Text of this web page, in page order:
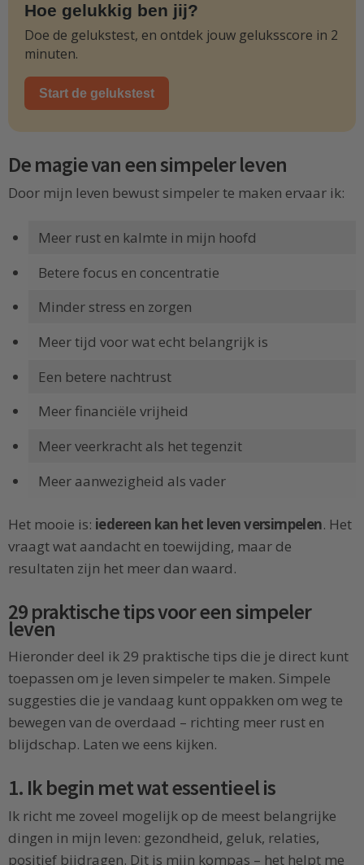
Hoe gelukkig ben jij?
Doe de gelukstest, en ontdek jouw geluksscore in 2
minuten.
Start de gelukstest
De magie van een simpeler leven
Door mijn leven bewust simpeler te maken ervaar ik:
Meer rust en kalmte in mijn hoofd
Betere focus en concentratie
Minder stress en zorgen
Meer tijd voor wat echt belangrijk is
Een betere nachtrust
Meer financiële vrijheid
Meer veerkracht als het tegenzit
Meer aanwezigheid als vader
Het mooie is: iedereen kan het leven versimpelen. Het
vraagt wat aandacht en toewijding, maar de
resultaten zijn het meer dan waard.
29 praktische tips voor een simpeler
leven
Hieronder deel ik 29 praktische tips die je direct kunt
toepassen om je leven simpeler te maken. Simpele
suggesties die je vandaag kunt oppakken om weg te
bewegen van de overdaad – richting meer rust en
blijdschap. Laten we eens kijken.
1. Ik begin met wat essentieel is
Ik richt me zoveel mogelijk op de meest belangrijke
dingen in mijn leven: gezondheid, geluk, relaties,
positief bijdragen. Dit is mijn kompas – het helpt me